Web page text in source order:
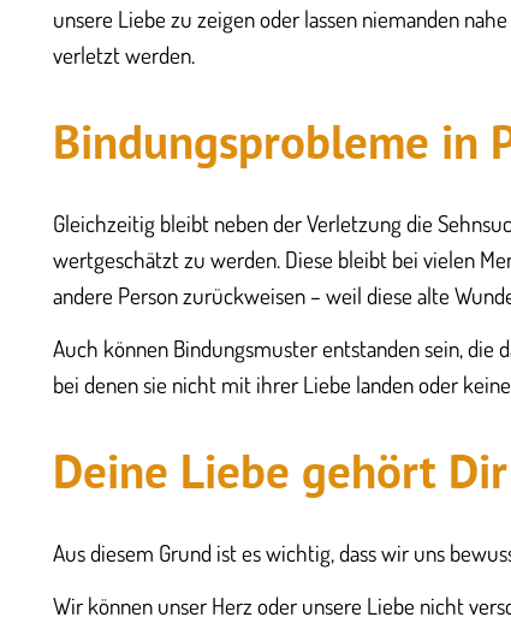
unsere Liebe zu zeigen oder lassen niemanden
verletzt werden.
Bindungsprobleme in
Gleichzeitig bleibt neben der Verletzung die
wertgeschätzt zu werden. Diese bleibt bei vielen
andere Person zurückweisen – weil diese alte
Auch können Bindungsmuster entstanden sein, die
bei denen sie nicht mit ihrer Liebe landen oder
Deine Liebe gehört
Aus diesem Grund ist es wichtig, dass wir uns
Wir können unser Herz oder unsere Liebe nicht